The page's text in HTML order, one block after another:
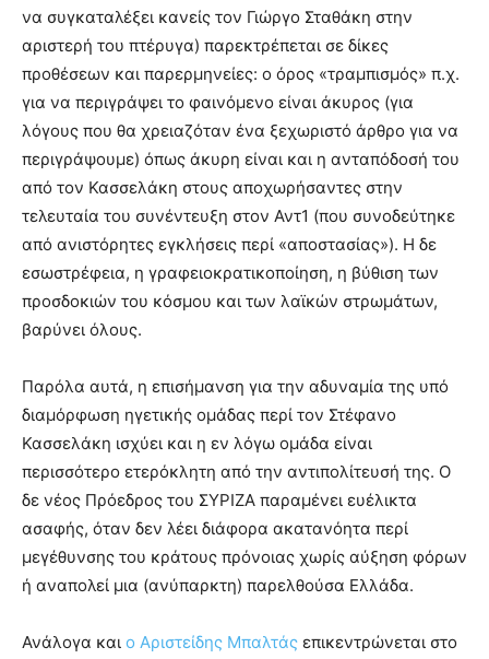
να συγκαταλέξει κανείς τον Γιώργο Σταθάκη στην
αριστερή του πτέρυγα) παρεκτρέπεται σε δίκες
προθέσεων και παρερμηνείες: ο όρος «τραμπισμός» π.χ.
για να περιγράψει το φαινόμενο είναι άκυρος (για
λόγους που θα χρειαζόταν ένα ξεχωριστό άρθρο για να
περιγράψουμε) όπως άκυρη είναι και η ανταπόδοσή του
από τον Κασσελάκη στους αποχωρήσαντες στην
τελευταία του συνέντευξη στον Αντ1 (που συνοδεύτηκε
από ανιστόρητες εγκλήσεις περί «αποστασίας»). Η δε
εσωστρέφεια, η γραφειοκρατικοποίηση, η βύθιση των
προσδοκιών του κόσμου και των λαϊκών στρωμάτων,
βαρύνει όλους.
Παρόλα αυτά, η επισήμανση για την αδυναμία της υπό
διαμόρφωση ηγετικής ομάδας περί τον Στέφανο
Κασσελάκη ισχύει και η εν λόγω ομάδα είναι
περισσότερο ετερόκλητη από την αντιπολίτευσή της. Ο
δε νέος Πρόεδρος του ΣΥΡΙΖΑ παραμένει ευέλικτα
ασαφής, όταν δεν λέει διάφορα ακατανόητα περί
μεγέθυνσης του κράτους πρόνοιας χωρίς αύξηση φόρων
ή αναπολεί μια (ανύπαρκτη) παρελθούσα Ελλάδα.
Ανάλογα και ο Αριστείδης Μπαλτάς επικεντρώνεται στο